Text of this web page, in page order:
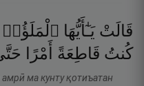
قَالَتْ يَـٰٓأَيُّهَا ٱلْمَلَؤُا۟
كُنتُ قَاطِعَةً أَمْرًا
ма кунту қотиъатан